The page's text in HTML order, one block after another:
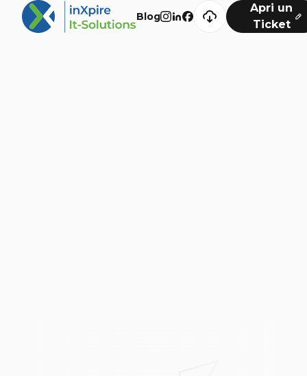
Blog
Apri un
Ticket